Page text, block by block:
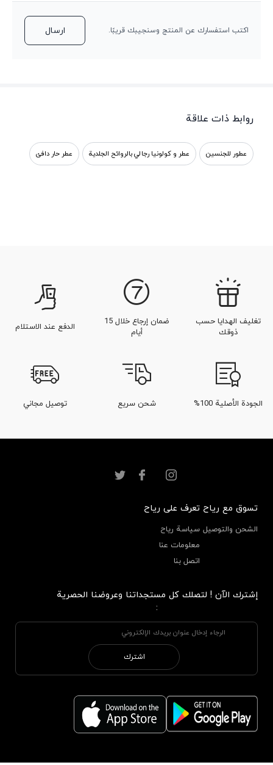
اكتب استفسارك عن المنتج وسنجيبك قريبًا. ارسال
روابط ذات علاقة
عطور للجنسين عطر و كولونيا رجالي بالروائح الجلدية عطر حار دافئ
تغليف الهدايا حسب
ذوقك
ضمان إرجاع خلال 15
أيام
الدفع عند الاستلام
الجودة الأصلية 100% شحن سريع توصيل مجاني
تسوق مع رياح
الشحن والتوصيل
تعرف على رياح
سياسة رياح
معلومات عنا
اتصل بنا
إشترك الآن ! لتصلك كل مستجداتنا وعروضنا الحصرية
:
اشترك